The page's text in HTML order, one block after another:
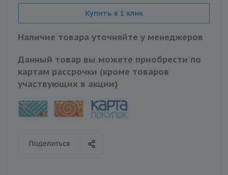
Купить в 1 клик
Наличие товара уточняйте у менеджеров
Данный товар вы можете приобрести по
картам рассрочки (кроме товаров
участвующих в акции)
Поделиться